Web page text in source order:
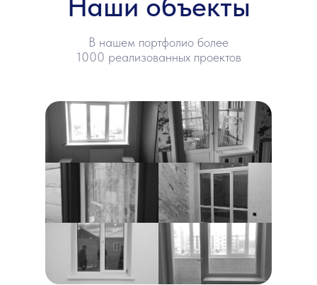
В нашем портфолио более
1000 реализованных проектов